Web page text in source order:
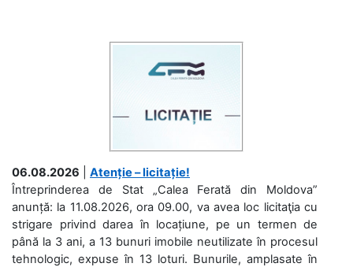
06.08.2026
Atenție – licitație!
Întreprinderea de Stat „Calea Ferată din Moldova”
anunță: la 11.08.2026, ora 09.00, va avea loc licitaţia cu
strigare privind darea în locațiune, pe un termen de
până la 3 ani, a 13 bunuri imobile neutilizate în procesul
tehnologic, expuse în 13 loturi. Bunurile, amplasate în